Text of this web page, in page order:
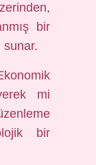
bir
sunar.
mi
bir